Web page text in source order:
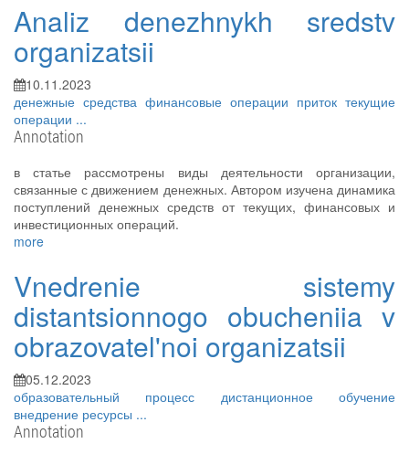
Analiz denezhnykh sredstv
organizatsii
10.11.2023
денежные средства финансовые операции приток текущие
операции ...
Annotation
в статье рассмотрены виды деятельности организации,
связанные с движением денежных. Автором изучена динамика
поступлений денежных средств от текущих, финансовых и
инвестиционных операций.
more
Vnedrenie sistemy
distantsionnogo obucheniia v
obrazovatel'noi organizatsii
05.12.2023
образовательный процесс дистанционное обучение
внедрение ресурсы ...
Annotation